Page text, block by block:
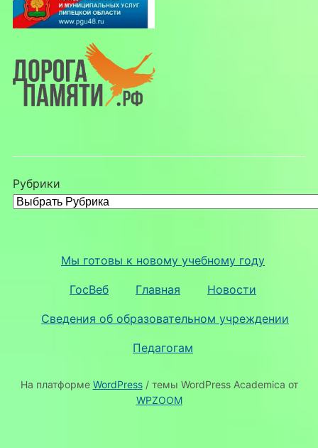
Рубрики
Мы готовы к новому учебному году
ГосВеб Главная Новости
Сведения об образовательном учреждении
Педагогам
На платформе WordPress/ темы WordPress Academica от
WPZOOM